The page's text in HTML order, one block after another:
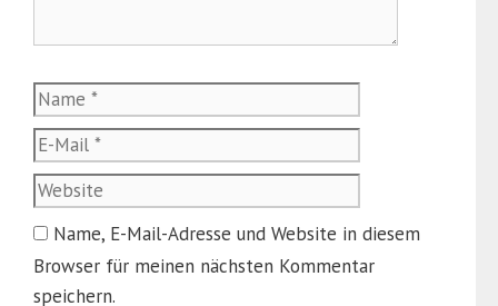
Name
Mail
Name, E-Mail-Adresse und Website in diesem
Browser für meinen nächsten Kommentar
speichern.